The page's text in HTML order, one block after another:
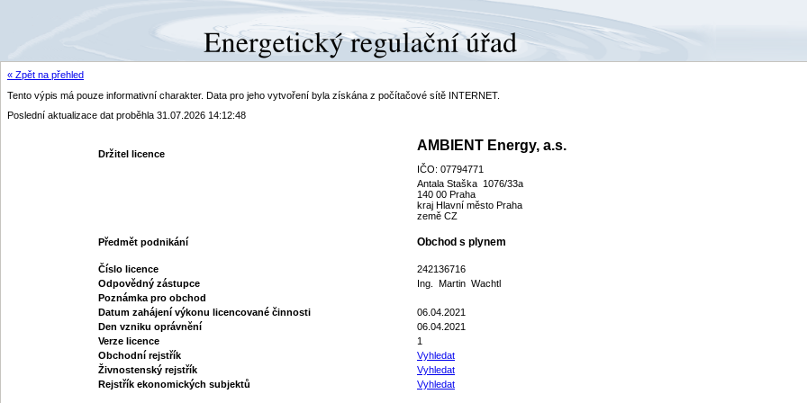
« Zpět na přehled
Tento výpis má pouze informativní charakter. Data pro jeho vytvoření byla získána z počítačové sítě INTERNET.
Poslední aktualizace dat proběhla 31.07.2026 14:12:48
Držitel licence
AMBIENT Energy, a.s.
IČO: 07794771
Antala Staška 1076/33a
140 00 Praha
kraj Hlavní město Praha
země CZ
Předmět podnikání Obchod s plynem
Číslo licence
242136716
Odpovědný zástupce
Ing. Martin Wachtl
Poznámka pro obchod
Datum zahájení výkonu licencované činnosti
06.04.2021
Den vzniku oprávnění
06.04.2021
Verze licence
1
Obchodní rejstřík
Vyhledat
Živnostenský rejstřík
Vyhledat
Rejstřík ekonomických subjektů
Vyhledat